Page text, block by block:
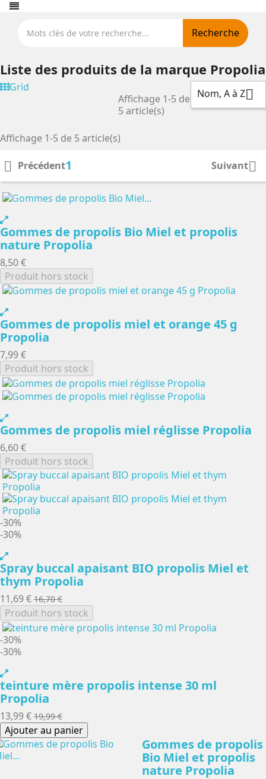
Recherche
Liste des produits de la marque Propolia
Grid Nom, A à Z
Affichage 1-5 de
5 article(s)
Affichage 1-5 de 5 article(s)
 Précédent1 Suivant
Gommes de propolis Bio Miel et propolis
nature Propolia
8,50 €
Produit hors stock
Gommes de propolis miel et orange 45 g
Propolia
7,99 €
Produit hors stock
Gommes de propolis miel réglisse Propolia
6,60 €
Produit hors stock
-30%
-30%
Spray buccal apaisant BIO propolis Miel et
thym Propolia
11,69 € 16,70 €
Produit hors stock
-30%
-30%
teinture mère propolis intense 30 ml
Propolia
13,99 € 19,99 €
Ajouter au panier
Gommes de propolis
Bio Miel et propolis
nature Propolia